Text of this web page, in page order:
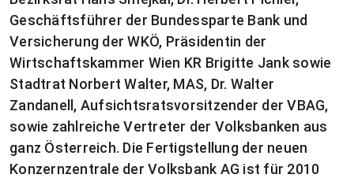
Geschäftsführer der Bundessparte Bank und
Versicherung der WKÖ, Präsidentin der
Wirtschaftskammer Wien KR Brigitte Jank sowie
Stadtrat Norbert Walter, MAS, Dr. Walter
Zandanell, Aufsichtsratsvorsitzender der VBAG,
sowie zahlreiche Vertreter der Volksbanken aus
ganz Österreich. Die Fertigstellung der neuen
Konzernzentrale der Volksbank AG ist für 2010